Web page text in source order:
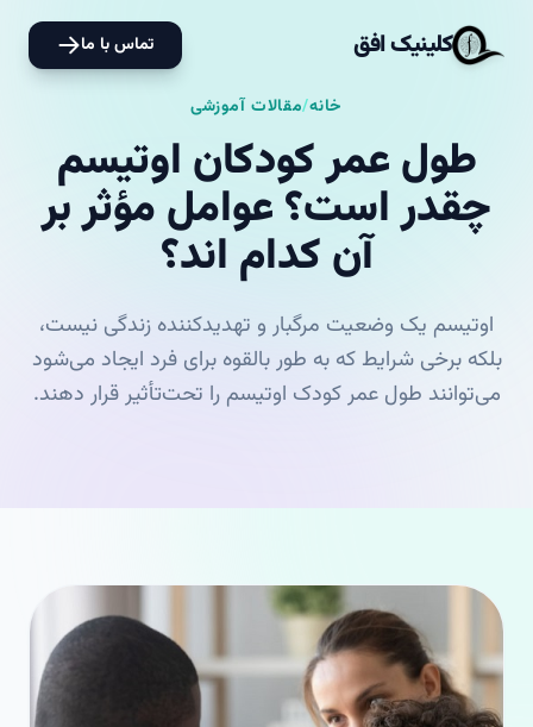
کلینیک افق تماس با ما
خانه/مقالات آموزشی
طول عمر کودکان اوتیسم
چقدر است؟ عوامل مؤثر بر
آن کدام اند؟
اوتیسم یک وضعیت مرگبار و تهدیدکننده زندگی نیست،
بلکه برخی شرایط که به طور بالقوه برای فرد ایجاد می‌شود
می‌توانند طول عمر کودک اوتیسم را تحت‌تأثیر قرار دهند.